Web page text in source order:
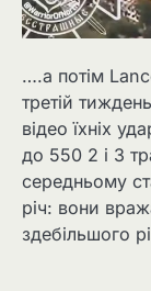
….а потім
третій
відео їхніх
до 550 2 і 3
середньому
річ: вони
здебільшого